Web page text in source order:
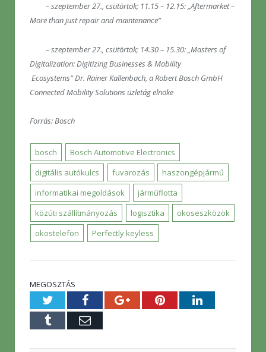
– szeptember 27., csütörtök; 11.15 – 12.15: „Aftermarket –
More than just repair and maintenance”
– szeptember 27., csütörtök; 14.30 – 15.30: „Masters of
Digitalization: Digitizing Businesses & Mobility
Ecosystems” Dr. Rainer Kallenbach, a Robert Bosch GmbH
Connected Mobility Solutions üzletág elnöke
Forrás: Bosch
bosch
Bosch Automotive Electronics
digitális autókulcs
fuvarozás
haszongépjármű
informatikai megoldások
járműflotta
közúti szállítmányozás
logisztika
okoseszközök
okostelefon
Perfectly keyless
MEGOSZTÁS
TwitterFacebookGoogle+PinterestLinkedIn
Tumblr E-